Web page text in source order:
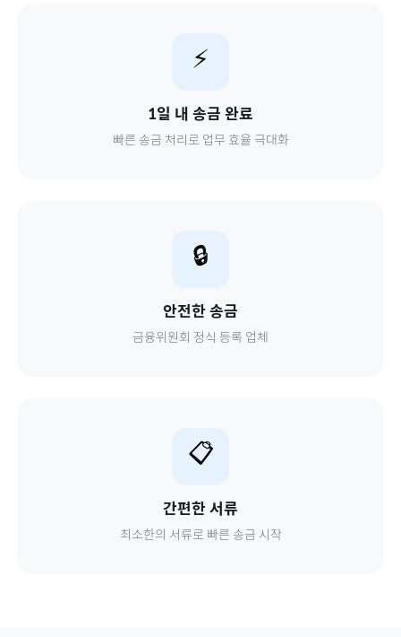
⚡
1일 내 송금 완료
빠른 송금 처리로 업무 효율 극대화
🔒
안전한 송금
금융위원회 정식 등록 업체
📋
간편한 서류
최소한의 서류로 빠른 송금 시작